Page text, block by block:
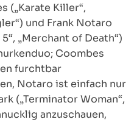
(„Karate Killer“,
und Frank Notaro
„Merchant of Death“)
Coombes
furchtbar
Notaro ist einfach nur
(„Terminator Woman“,
anzuschauen,